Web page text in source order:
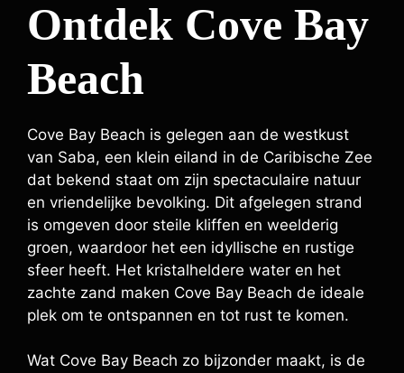
Ontdek Cove Bay
Beach
Cove Bay Beach is gelegen aan de westkust
van Saba, een klein eiland in de Caribische Zee
dat bekend staat om zijn spectaculaire natuur
en vriendelijke bevolking. Dit afgelegen strand
is omgeven door steile kliffen en weelderig
groen, waardoor het een idyllische en rustige
sfeer heeft. Het kristalheldere water en het
zachte zand maken Cove Bay Beach de ideale
plek om te ontspannen en tot rust te komen.
Wat Cove Bay Beach zo bijzonder maakt, is de